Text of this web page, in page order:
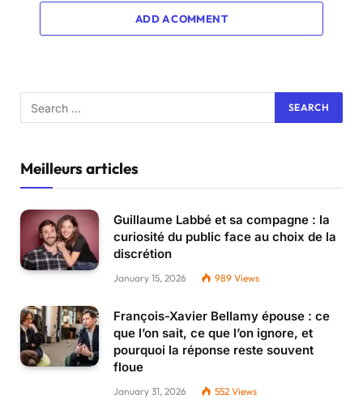
ADD A COMMENT
Meilleurs articles
Guillaume Labbé et sa compagne : la
curiosité du public face au choix de la
discrétion
January 15, 2026 989 Views
François-Xavier Bellamy épouse : ce
que l’on sait, ce que l’on ignore, et
pourquoi la réponse reste souvent
floue
January 31, 2026 552 Views